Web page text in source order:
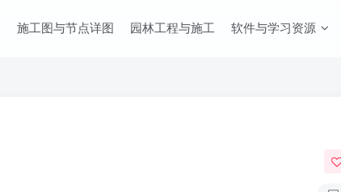
施工图与节点详图 园林工程与施工 软件与学习资源